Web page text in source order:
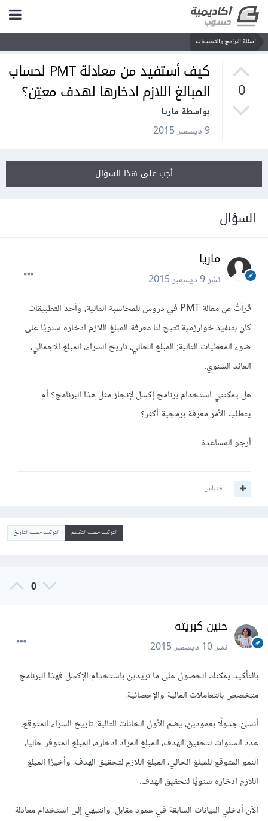
أسئلة البرامج والتطبيقات
0
كيف أستفيد من معادلة PMT لحساب
المبالغ اللازم ادخارها لهدف معيّن؟
بواسطة ماريا
9 ديسمبر 2015
أجب على هذا السؤال
السؤال
ماريا
نشر9 ديسمبر 2015
قرأتُ عن معالة PMT في دروس للمحاسبة المالية، وأحد التطبيقات
كان بتنفيذ خوارزمية تتيح لنا معرفة المبلغ اللازم ادخاره سنويًا على
ضوء المعطيات التالية: المبلغ الحالي، تاريخ الشراء، المبلغ الاجمالي،
العائد السنوي.
هل يمكنني استخدام برنامج إكسل لإنجاز مثل هذا البرنامج؟ أم
يتطلب الأمر معرفة برمجية أكثر؟
أرجو المساعدة
اقتباس
الترتيب حسب التقييم الترتيب حسب التاريخ
0
حنين كبريته
نشر10 ديسمبر 2015
بالتأكيد يمكنك الحصول على ما تريدين باستخدام الإكسل فهذا البرنامج
متخصص بالتعاملات المالية والإحصائية.
أنشئ جدولًا بعمودين، يضم الأول الخانات التالية: تاريخ الشراء المتوقع،
عدد السنوات لتحقيق الهدف، المبلغ المراد ادخاره، المبلغ المتوفر حاليا،
النمو المتوقع للمبلغ الحالي، المبلغ اللازم لتحقيق الهدف، وأخيرًا المبلغ
اللازم ادخاره سنويًا لتحقيق الهدف.
الآن أدخلي البيانات السابقة في عمود مقابل، وانتبهي إلى استخدام معادلة